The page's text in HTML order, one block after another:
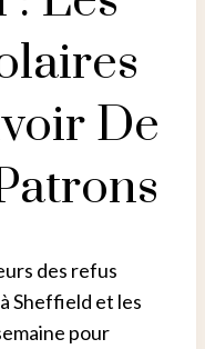
De
des refus
Sheffield et les
pour